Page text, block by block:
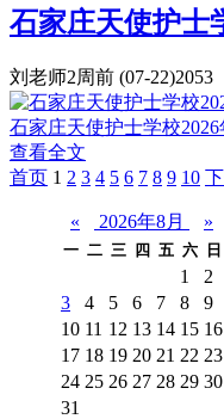
石家庄天使护士
刘老师2周前 (07-22)2053
石家庄天使护士学校
查看全文
首页️ 1 2 3 4 5 6 7 8 9 10
« 2026年8月 »
一 二 三 四 五 六 日
1
2
3
4 5 6 7 8
9
10 11 12 13 14 15 16
17 18 19 20 21 22 23
24 25 26 27 28 29 30
31